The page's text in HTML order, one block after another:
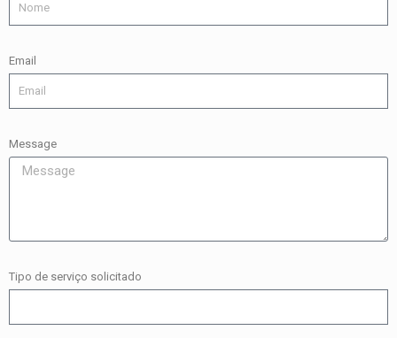
Email
Message
Tipo de serviço solicitado